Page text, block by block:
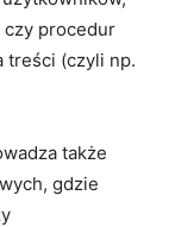
procedur
treści (czyli np.
także
gdzie